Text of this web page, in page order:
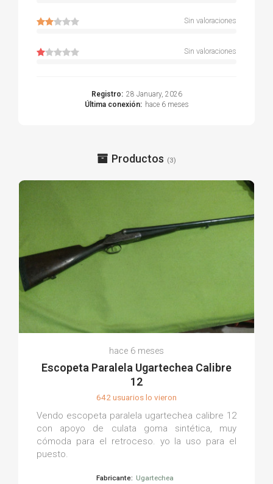
Sin valoraciones
Sin valoraciones
Registro: 28 January, 2026
Última conexión: hace 6 meses
Productos (3)
hace 6 meses
Escopeta Paralela Ugartechea Calibre
12
642 usuarios lo vieron
Vendo escopeta paralela ugartechea calibre 12
con apoyo de culata goma sintética, muy
cómoda para el retroceso. yo la uso para el
puesto.
Fabricante: Ugartechea